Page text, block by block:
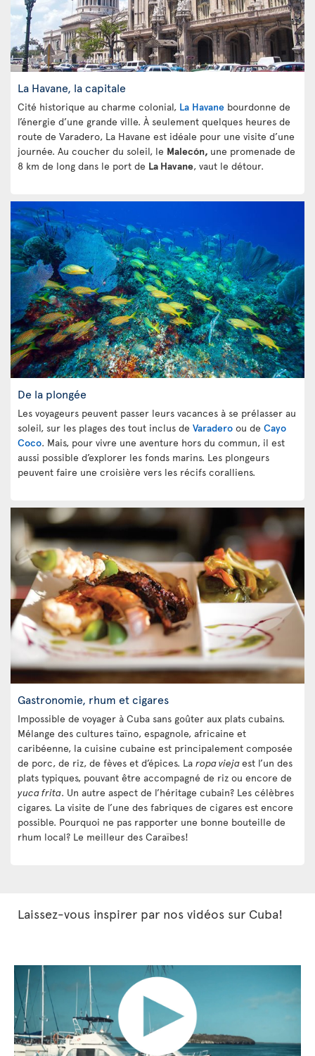
La Havane, la capitale
Cité historique au charme colonial, La Havane bourdonne de
l’énergie d’une grande ville. À seulement quelques heures de
route de Varadero, La Havane est idéale pour une visite d’une
journée. Au coucher du soleil, le Malecón, une promenade de
8 km de long dans le port de La Havane, vaut le détour.
De la plongée
Les voyageurs peuvent passer leurs vacances à se prélasser au
soleil, sur les plages des tout inclus de Varadero ou de Cayo
Coco. Mais, pour vivre une aventure hors du commun, il est
aussi possible d’explorer les fonds marins. Les plongeurs
peuvent faire une croisière vers les récifs coralliens.
Gastronomie, rhum et cigares
Impossible de voyager à Cuba sans goûter aux plats cubains.
Mélange des cultures taïno, espagnole, africaine et
caribéenne, la cuisine cubaine est principalement composée
de porc, de riz, de fèves et d’épices. La ropa viejaest l’un des
plats typiques, pouvant être accompagné de riz ou encore de
yuca frita. Un autre aspect de l’héritage cubain? Les célèbres
cigares. La visite de l’une des fabriques de cigares est encore
possible. Pourquoi ne pas rapporter une bonne bouteille de
rhum local? Le meilleur des Caraïbes!
Laissez-vous inspirer par nos vidéos sur Cuba!